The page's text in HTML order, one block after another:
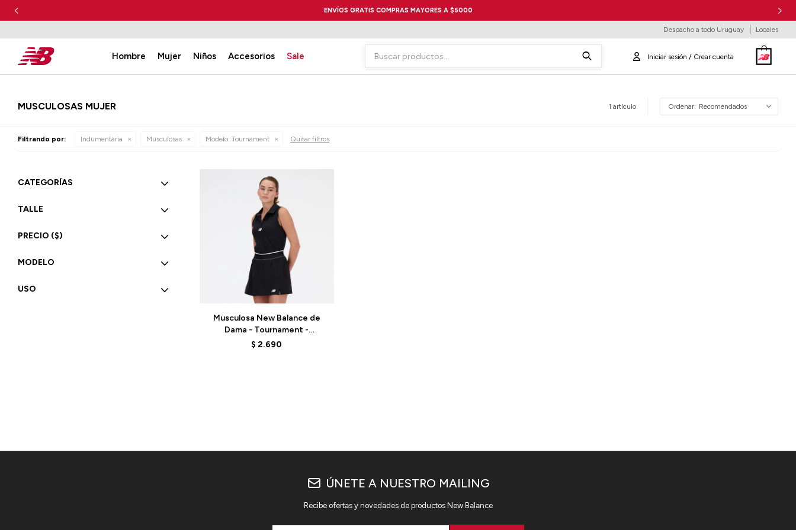
ENVÍOS GRATIS COMPRAS MAYORES A $5000
Hombre Mujer Niños Accesorios Sale
Despacho a todo Uruguay Locales
MUSCULOSAS MUJER 1 artículo Recomendados
Filtrando por: Indumentaria Musculosas Modelo: Tournament Quitar filtros
Musculosa New Balance de
Dama - Tournament -
WT41402BK - ELD
$ 2.690
CATEGORÍAS
TALLE
PRECIO ($)
MODELO
USO
ÚNETE A NUESTRO MAILING
Recibe ofertas y novedades de productos New Balance